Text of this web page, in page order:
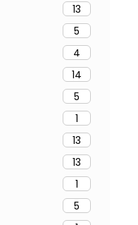
13
5
4
14
5
1
13
13
1
5